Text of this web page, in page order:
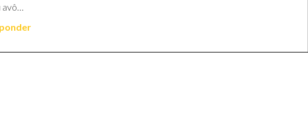
avô…